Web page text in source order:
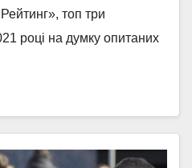
топ три
році на думку опитаних